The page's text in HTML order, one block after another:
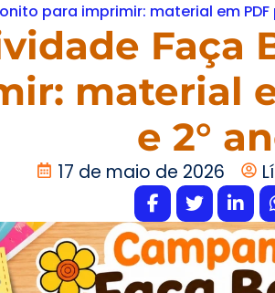
para imprimir: material em PDF
Faça
material
e 2°
17 de maio de 2026